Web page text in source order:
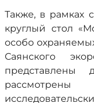
Также, в рамках
круглый стол
особо
Саянского
представлены
рассмотрены